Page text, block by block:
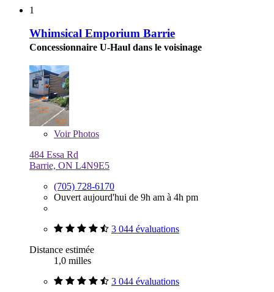
1
Whimsical Emporium Barrie
Concessionnaire U-Haul dans le voisinage
VoirPhotos
484 Essa Rd
Barrie, ON L4N9E5
(705) 728-6170
Ouvert aujourd'hui de 9h am à 4h pm
3 044 évaluations
Distance estimée
1,0 milles
3 044 évaluations